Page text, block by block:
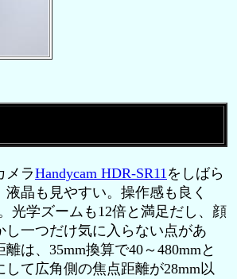
メラHandycam HDR-SR11をしばら
晶も見やすい。操作感も良く
光学ズームも12倍と満足だし、顔
一つだけ気に入らない点があ
は、35mm換算で40～480mmと
て広角側の焦点距離が28mm以